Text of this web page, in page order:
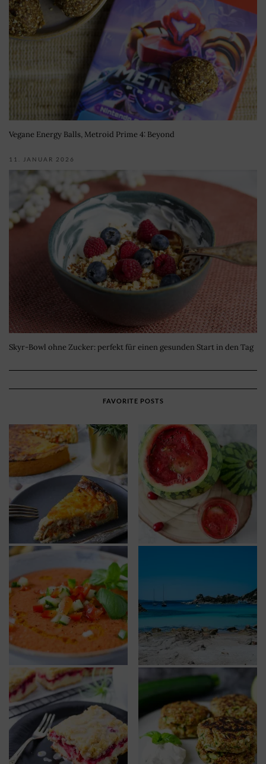
Vegane Energy Balls, Metroid Prime 4: Beyond
11. JANUAR 2026
Skyr-Bowl ohne Zucker: perfekt für einen gesunden Start in den Tag
FAVORITE POSTS